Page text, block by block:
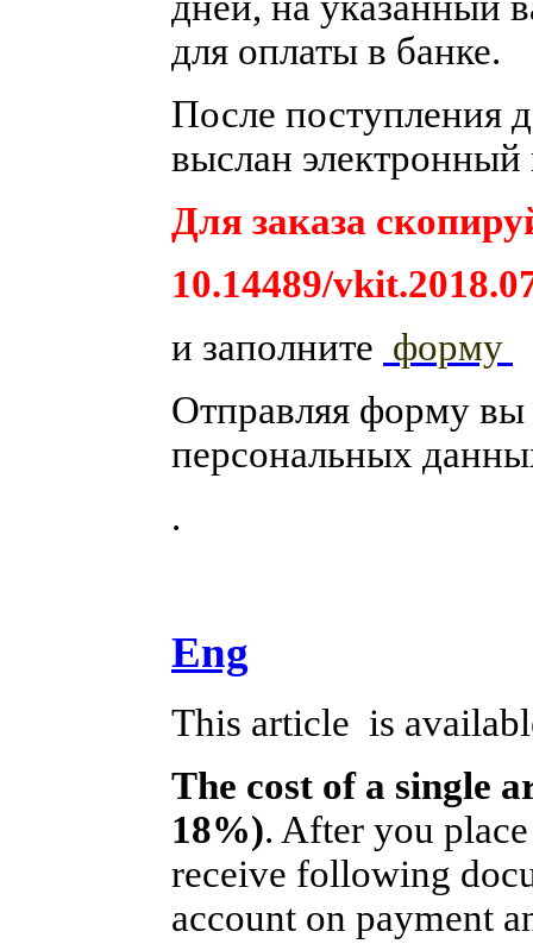
для оплаты в банке.
После поступления
выслан электронный
Для заказа
10.14489/
и заполните форму
Отправляя форму вы
персональных
.
Eng
This article is
The cost of a single
18%). After you
receive following
account on payment